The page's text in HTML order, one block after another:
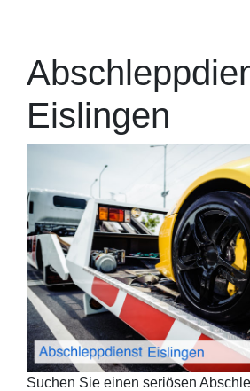
Eislingen
Suchen Sie einen seriösen